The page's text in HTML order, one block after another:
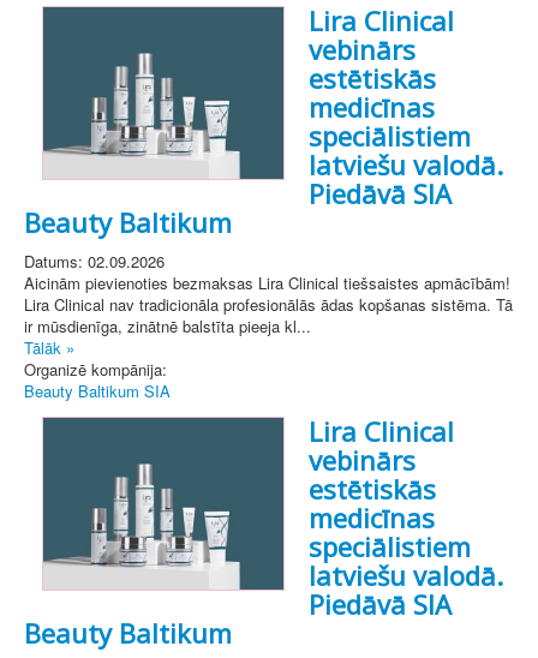
Lira Clinical
vebinārs
estētiskās
medicīnas
speciālistiem
latviešu valodā.
Piedāvā SIA
Beauty Baltikum
Datums: 02.09.2026
Aicinām pievienoties bezmaksas Lira Clinical tiešsaistes apmācībām!
Lira Clinical nav tradicionāla profesionālās ādas kopšanas sistēma. Tā
ir mūsdienīga, zinātnē balstīta pieeja kl...
Tālāk »
Organizē kompānija:
Beauty Baltikum SIA
Lira Clinical
vebinārs
estētiskās
medicīnas
speciālistiem
latviešu valodā.
Piedāvā SIA
Beauty Baltikum